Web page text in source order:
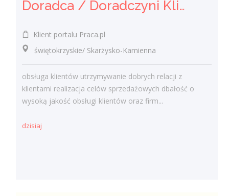
Doradca / Doradczyni Klienta (bankowość)
Klient portalu Praca.pl
świętokrzyskie/ Skarżysko-Kamienna
obsługa klientów utrzymywanie dobrych relacji z
klientami realizacja celów sprzedażowych dbałość o
wysoką jakość obsługi klientów oraz firm...
dzisiaj